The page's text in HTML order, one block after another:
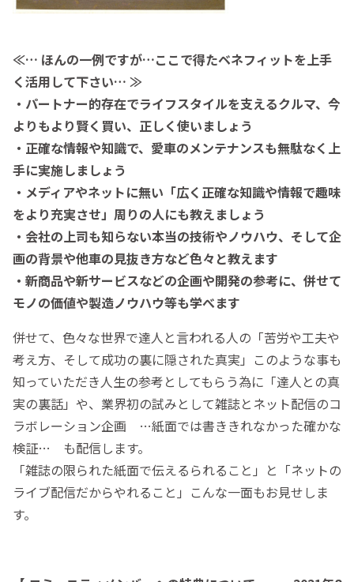
≪… ほんの一例ですが…ここで得たベネフィットを上手
く活用して下さい… ≫
・パートナー的存在でライフスタイルを支えるクルマ、今
よりもより賢く買い、正しく使いましょう
・正確な情報や知識で、愛車のメンテナンスも無駄なく上
手に実施しましょう
・メディアやネットに無い「広く正確な知識や情報で趣味
をより充実させ」周りの人にも教えましょう
・会社の上司も知らない本当の技術やノウハウ、そして企
画の背景や他車の見抜き方など色々と教えます
・新商品や新サービスなどの企画や開発の参考に、併せて
モノの価値や製造ノウハウ等も学べます
併せて、色々な世界で達人と言われる人の「苦労や工夫や
考え方、そして成功の裏に隠された真実」このような事も
知っていただき人生の参考としてもらう為に「達人との真
実の裏話」や、業界初の試みとして雑誌とネット配信のコ
ラボレーション企画 …紙面では書ききれなかった確かな
検証… も配信します。
「雑誌の限られた紙面で伝えるられること」と「ネットの
ライブ配信だからやれること」こんな一面もお見せしま
す。